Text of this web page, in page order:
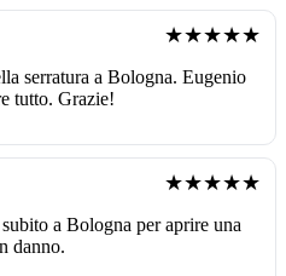
★★★★★
serratura a Bologna. Eugenio
tutto. Grazie!
★★★★★
a Bologna per aprire una
danno.